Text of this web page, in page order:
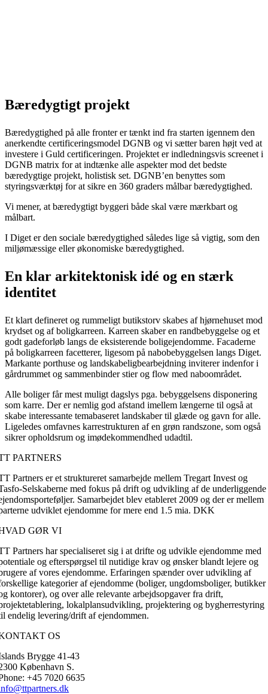
Bæredygtigt projekt
Bæredygtighed på alle fronter er tænkt ind fra starten igennem den
anerkendte certificeringsmodel DGNB og vi sætter baren højt ved at
investere i Guld certificeringen. Projektet er indledningsvis screenet i
DGNB matrix for at indtænke alle aspekter mod det bedste
bæredygtige projekt, holistisk set. DGNB’en benyttes som
styringsværktøj for at sikre en 360 graders målbar bæredygtighed.
Vi mener, at bæredygtigt byggeri både skal være mærkbart og
målbart.
I Diget er den sociale bæredygtighed således lige så vigtig, som den
miljømæssige eller økonomiske bæredygtighed.
En klar arkitektonisk idé og en stærk
identitet
Et klart defineret og rummeligt butikstorv skabes af hjørnehuset mod
krydset og af boligkarreen. Karreen skaber en randbebyggelse og et
godt gadeforløb langs de eksisterende boligejendomme. Facaderne
på boligkarreen facetterer, ligesom på nabobebyggelsen langs Diget.
Markante porthuse og landskabeligbearbejdning inviterer indenfor i
gårdrummet og sammenbinder stier og flow med naboområdet.
Alle boliger får mest muligt dagslys pga. bebyggelsens disponering
som karre. Der er nemlig god afstand imellem længerne til også at
skabe interessante temabaseret landskaber til glæde og gavn for alle.
Ligeledes omfavnes karrestrukturen af en grøn randszone, som også
sikrer opholdsrum og imødekommendhed udadtil.
PARTNERS
Partners er et struktureret samarbejde mellem Tregart Invest og
Selskaberne med fokus på drift og udvikling af de underliggende
Samarbejdet blev etableret 2009 og der er mellem
udviklet ejendomme for mere end 1.5 mia. DKK
GØR VI
Partners har specialiseret sig i at drifte og udvikle ejendomme med
og efterspørgsel til nutidige krav og ønsker blandt lejere og
af vores ejendomme. Erfaringen spænder over udvikling af
kategorier af ejendomme (boliger, ungdomsboliger, butikker
kontorer), og over alle relevante arbejdsopgaver fra drift,
lokalplansudvikling, projektering og bygherrestyring
endelig levering/drift af ejendommen.
OS
Brygge 41-43
København S.
+45 7020 6635